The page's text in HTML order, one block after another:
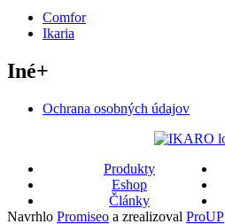
Comfor
Ikaria
Iné+
Ochrana osobných údajov
Produkty
Eshop
Články
Navrhlo Promiseo a zrealizoval ProUP